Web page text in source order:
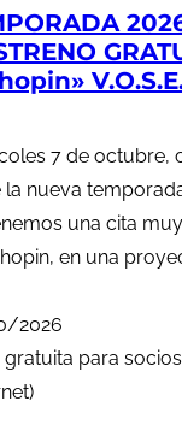
7 de octubre,
nueva
una cita
en una
2026
gratuita para